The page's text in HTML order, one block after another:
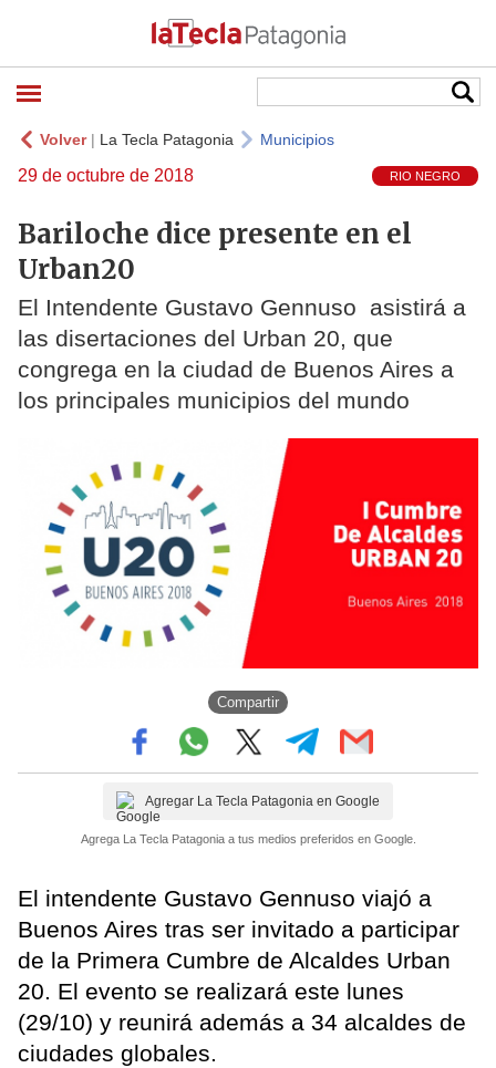
Volver| La Tecla Patagonia Municipios
29 de octubre de 2018 RIO NEGRO
Bariloche dice presente en el
Urban20
El Intendente Gustavo Gennuso asistirá a
las disertaciones del Urban 20, que
congrega en la ciudad de Buenos Aires a
los principales municipios del mundo
Compartir
Agregar La Tecla Patagonia en Google
Agrega La Tecla Patagonia a tus medios preferidos en Google.
El intendente Gustavo Gennuso viajó a
Buenos Aires tras ser invitado a participar
de la Primera Cumbre de Alcaldes Urban
20. El evento se realizará este lunes
(29/10) y reunirá además a 34 alcaldes de
ciudades globales.